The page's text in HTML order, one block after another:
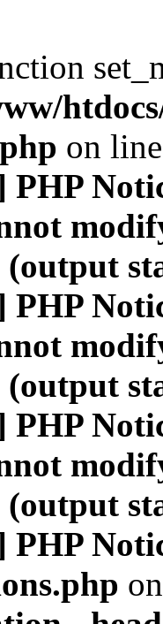
on
PHP
(output
PHP
(output
PHP
(output
PHP